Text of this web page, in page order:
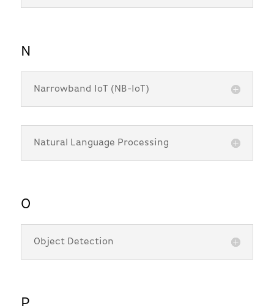
N
Narrowband IoT (NB-IoT)
Natural Language Processing
O
Object Detection